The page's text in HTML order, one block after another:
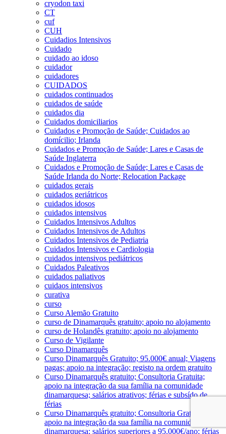
cryodon taxi
CT
cuf
CUH
Cuidadios Intensivos
Cuidado
cuidado ao idoso
cuidador
cuidadores
CUIDADOS
cuidados continuados
cuidados de saúde
cuidados dia
Cuidados domiciliarios
Cuidados e Promoção de Saúde; Cuidados ao
domícilio; Irlanda
Cuidados e Promoção de Saúde; Lares e Casas de
Saúde Inglaterra
Cuidados e Promoção de Saúde; Lares e Casas de
Saúde Irlanda do Norte; Relocation Package
cuidados gerais
cuidados geriátricos
cuidados idosos
cuidados intensivos
Cuidados Intensivos Adultos
Cuidados Intensivos de Adultos
Cuidados Intensivos de Pediatria
Cuidados Intensivos e Cardiologia
cuidados intensivos pediátricos
Cuidados Paleativos
cuidados paliativos
cuidaos intensivos
curativa
curso
Curso Alemão Gratuito
curso de Dinamarquês gratuito; apoio no alojamento
curso de Holandês gratuito; apoio no alojamento
Curso de Vigilante
Curso Dinamarquês
Curso Dinamarquês Gratuito; 95.000€ anual; Viagens
pagas; apoio na integração; registo na ordem gratuito
Curso Dinamarquês gratuito; Consultoria Gratuita;
apoio na integração da sua família na comunidade
dinamarquesa; salários atrativos; férias e subsído de
férias
Curso Dinamarquês gratuito; Consultoria Gratuita;
apoio na integração da sua família na comunidade
dinamarquesa; salários superiores a 95.000€/ano; férias